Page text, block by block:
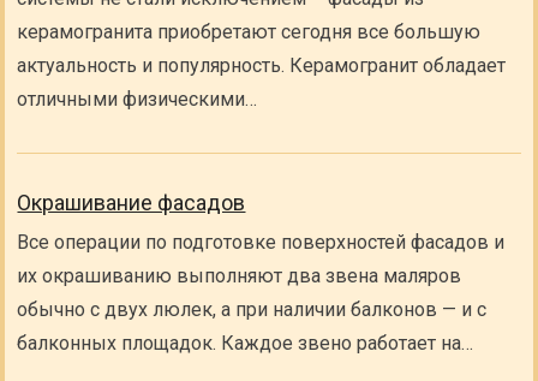
керамогранита приобретают сегодня все большую
актуальность и популярность. Керамогранит обладает
отличными физическими…
Окрашивание фасадов
Все операции по подготовке поверхностей фасадов и
их окрашиванию выполняют два звена маляров
обычно с двух люлек, а при наличии балконов — и с
балконных площадок. Каждое звено работает на…